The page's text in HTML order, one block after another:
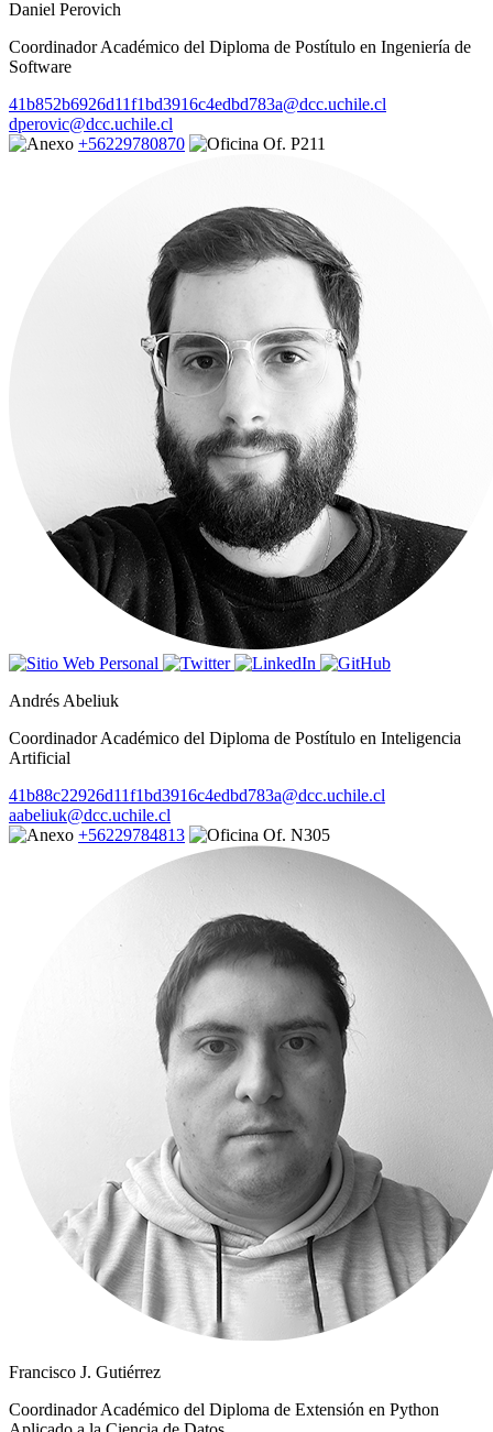
Daniel Perovich
Coordinador Académico del Diploma de Postítulo en Ingeniería de
Software
41b852b6926d11f1bd3916c4edbd783a@dcc.uchile.cl
dperovic@dcc.uchile.cl
+56229780870
Of. P211
Andrés Abeliuk
Coordinador Académico del Diploma de Postítulo en Inteligencia
Artificial
41b88c22926d11f1bd3916c4edbd783a@dcc.uchile.cl
aabeliuk@dcc.uchile.cl
+56229784813
Of. N305
Francisco J. Gutiérrez
Coordinador Académico del Diploma de Extensión en Python